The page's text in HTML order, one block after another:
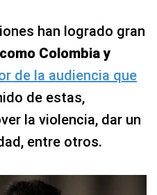
han logrado gran
Colombia y
de la audiencia que
de estas,
la violencia, dar un
entre otros.